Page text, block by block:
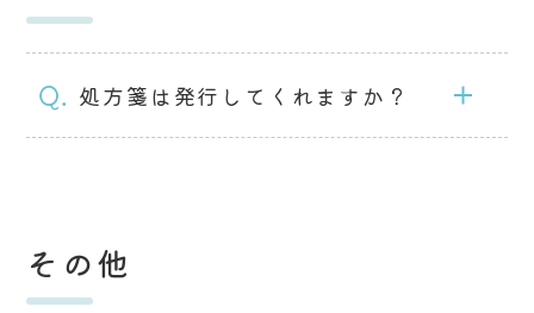
Q. 処方箋は発行してくれますか？
その他